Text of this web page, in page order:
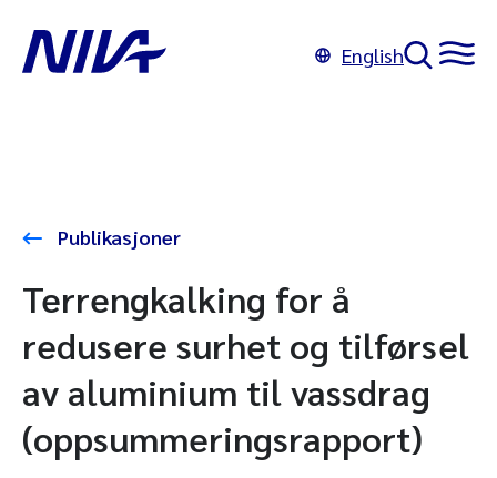
English
Publikasjoner
Terrengkalking for å
redusere surhet og tilførsel
av aluminium til vassdrag
(oppsummeringsrapport)